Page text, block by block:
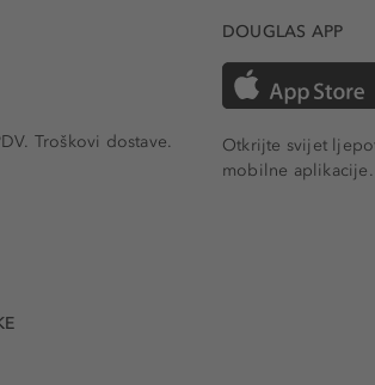
Troškovi dostave.
DOUGLAS APP
Otkrijte svijet
mobilne aplikacije.